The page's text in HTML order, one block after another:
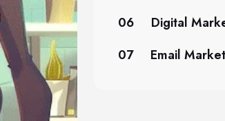
06
Digital
07
Email